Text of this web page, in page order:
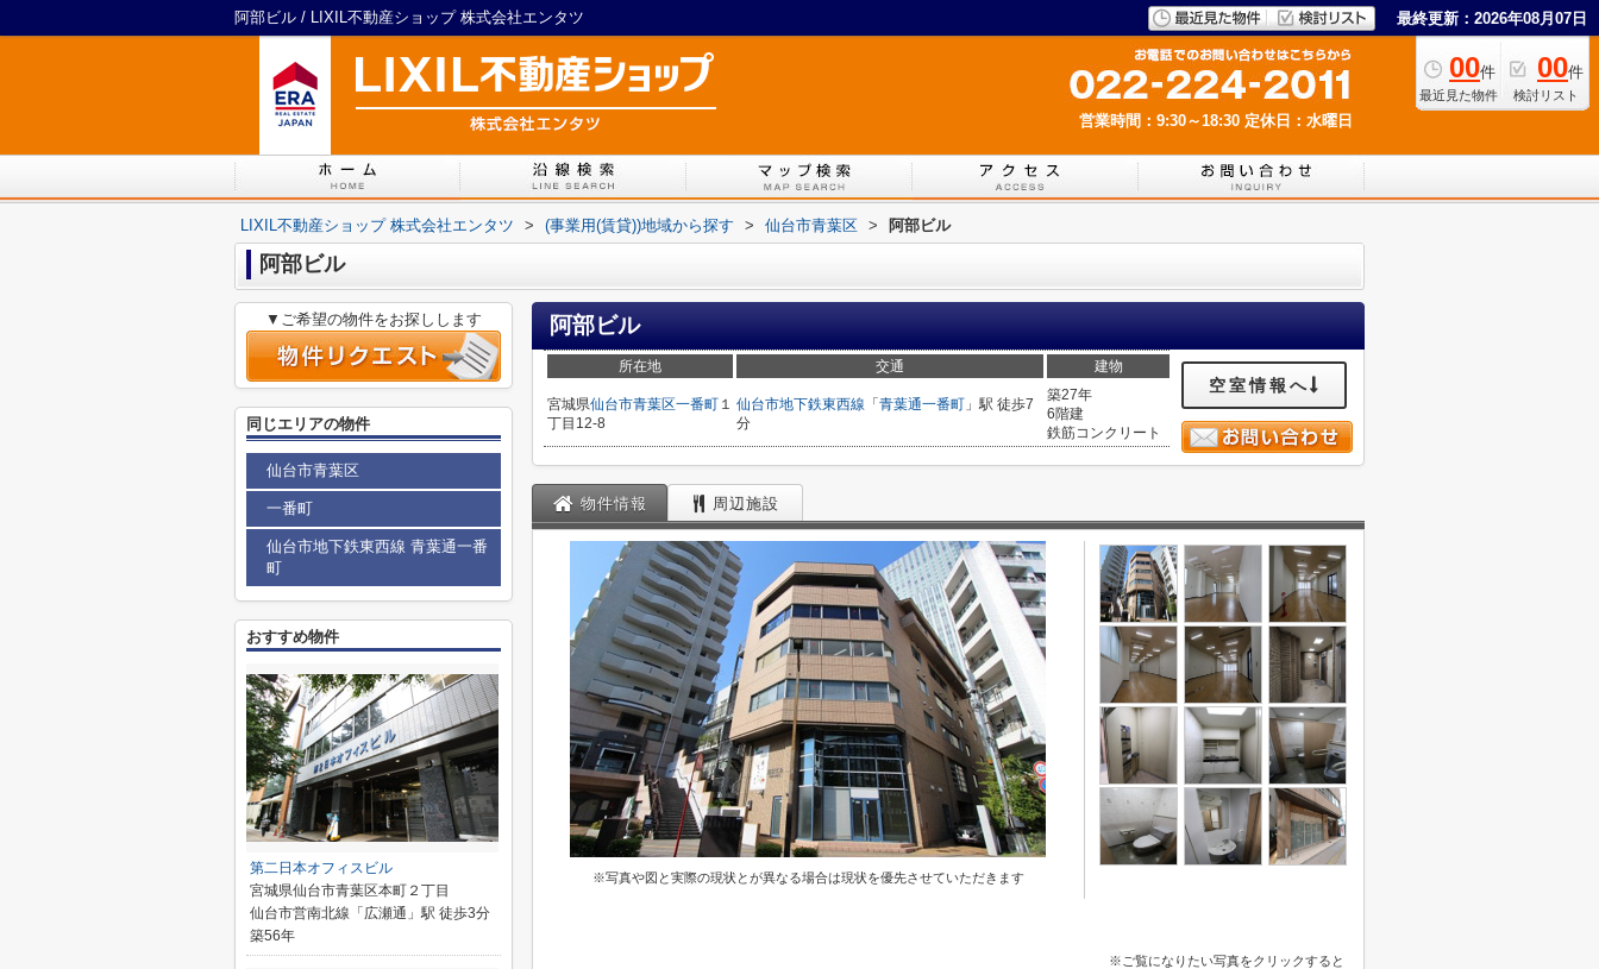
阿部ビル / LIXIL不動産ショップ 株式会社エンタツ 最終更新：2026年08月07日
00件
最近見た物件
00件
検討リスト
営業時間：9:30～18:30 定休日：水曜日
LIXIL不動産ショップ 株式会社エンタツ > (事業用(賃貸))地域から探す > 仙台市青葉区 > 阿部ビル
阿部ビル
阿部ビル
所在地 交通 建物
宮城県仙台市青葉区一番町 １
丁目12-8
仙台市地下鉄東西線 「 青葉通一番町 」駅 徒歩7
分
築27年
6階建
鉄筋コンクリート
空室情報へ
物件情報 周辺施設
※写真や図と実際の現状とが異なる場合は現状を優先させていただきます
※ご覧になりたい写真をクリックすると
▼ご希望の物件をお探しします
同じエリアの物件
仙台市青葉区
一番町
仙台市地下鉄東西線 青葉通一番
町
おすすめ物件
第二日本オフィスビル
宮城県仙台市青葉区本町２丁目
仙台市営南北線「広瀬通」駅 徒歩3分
築56年